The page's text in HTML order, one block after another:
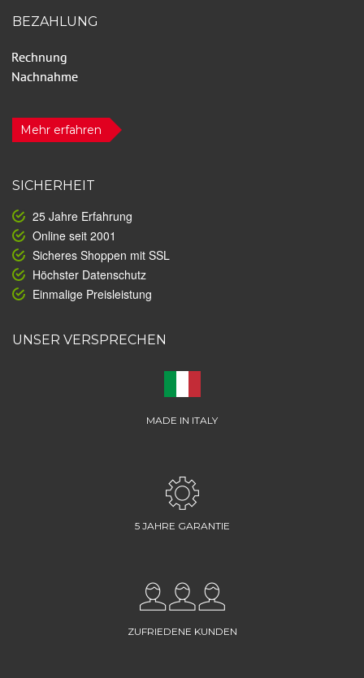
BEZAHLUNG
Mehr erfahren
SICHERHEIT
25 Jahre Erfahrung
Online seit 2001
Sicheres Shoppen mit SSL
Höchster Datenschutz
Einmalige Preisleistung
UNSER VERSPRECHEN
MADE IN ITALY
5 JAHRE GARANTIE
ZUFRIEDENE KUNDEN